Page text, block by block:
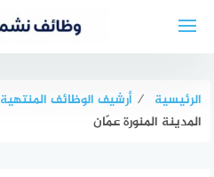
الرئيسية ⁄ أرشيف الوظائف المنتهية
المدينة المنورة عمّان